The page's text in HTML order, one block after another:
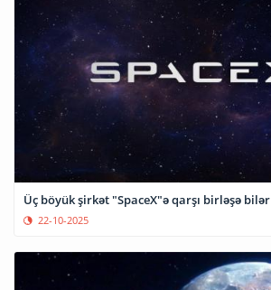
Üç böyük şirkət "SpaceX"ə qarşı birləşə bilər
22-10-2025